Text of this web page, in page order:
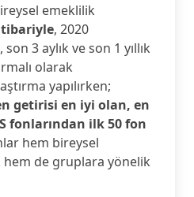
emeklilik
, 2020
3 aylık ve son 1 yıllık
olarak
yapılırken;
getirisi en iyi olan, en
fonlarından ilk 50 fon
hem bireysel
hem de gruplara yönelik